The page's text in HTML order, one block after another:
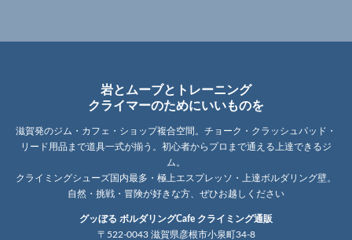
岩とムーブとトレーニング
クライマーのためにいいものを
滋賀発のジム・カフェ・ショップ複合空間。チョーク・クラッシュパッド・
リード用品まで道具一式が揃う。初心者からプロまで通える上達できるジ
ム。
クライミングシューズ国内最多・極上エスプレッソ・上達ボルダリング壁。
自然・挑戦・冒険が好きな方、ぜひお越しください
グッぼる ボルダリングCafe クライミング通販
〒522-0043 滋賀県彦根市小泉町34-8